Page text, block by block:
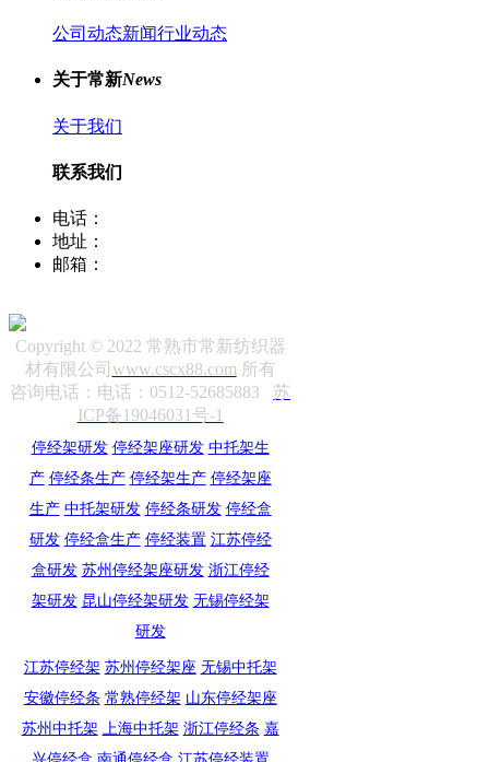
公司动态新闻行业动态
关于常新News
关于我们
联系我们
电话：
地址：
邮箱：
Copyright © 2022 常熟市常新纺织器
材有限公司 www.cscx88.com 所有
咨询电话：电话：0512-52685883苏
ICP备19046031号-1
停经架研发 停经架座研发 中托架生
产 停经条生产 停经架生产 停经架座
生产 中托架研发 停经条研发 停经盒
研发 停经盒生产 停经装置 江苏停经
盒研发 苏州停经架座研发 浙江停经
架研发 昆山停经架研发 无锡停经架
研发
江苏停经架 苏州停经架座 无锡中托架
安徽停经条 常熟停经架 山东停经架座
苏州中托架 上海中托架 浙江停经条 嘉